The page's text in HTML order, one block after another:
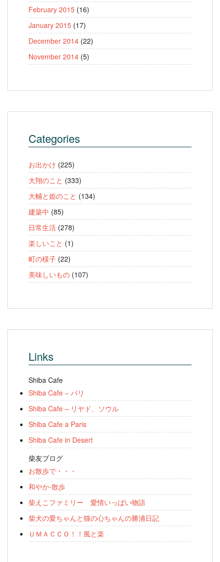
February 2015 (16)
January 2015 (17)
December 2014 (22)
November 2014 (5)
Categories
お出かけ (225)
大翔のこと (333)
大輔と姫のこと (134)
建築中 (85)
日常生活 (278)
楽しいこと (1)
町の様子 (22)
美味しいもの (107)
Links
Shiba Cafe
Shiba Cafe – パリ
Shiba Cafe – リヤド、ソウル
Shiba Cafe a Paris
Shiba Cafe in Desert
柴友ブログ
お散歩で・・・
和やか-散歩
柴えこファミリー 愛情いっぱい物語
柴犬の愛ちゃんと猫の心ちゃんの勝浦日記
ＵＭＡＣＣＯ！！風と楽